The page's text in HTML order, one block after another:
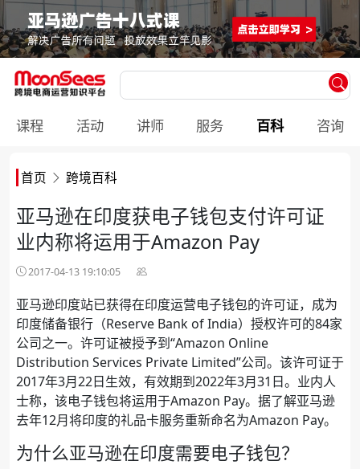
课程 活动 讲师 服务 百科 咨询
首页 跨境百科
亚马逊在印度获电子钱包支付许可证
业内称将运用于Amazon Pay
2017-04-13 19:10:05
亚马逊印度站已获得在印度运营电子钱包的许可证，成为
印度储备银行（Reserve Bank of India）授权许可的84家
公司之一。许可证被授予到“Amazon Online
Distribution Services Private Limited”公司。该许可证于
2017年3月22日生效，有效期到2022年3月31日。业内人
士称，该电子钱包将运用于Amazon Pay。据了解亚马逊
去年12月将印度的礼品卡服务重新命名为Amazon Pay。
为什么亚马逊在印度需要电子钱包？